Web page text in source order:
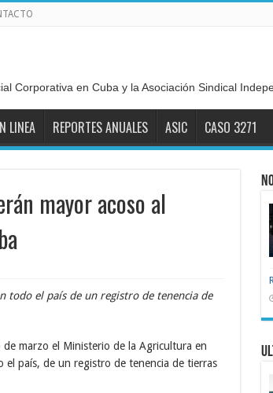
Corporativa en Cuba y la Asociación Sindical
LINEA REPORTES ANUALES ASIC CASO 3271
mayor acoso al
todo el país de un registro de tenencia de
marzo el Ministerio de la Agricultura en
país, de un registro de tenencia de tierras